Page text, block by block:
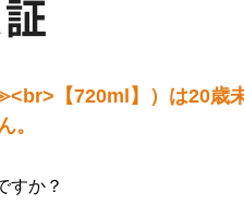
【720ml】）は20歳
。
すか？